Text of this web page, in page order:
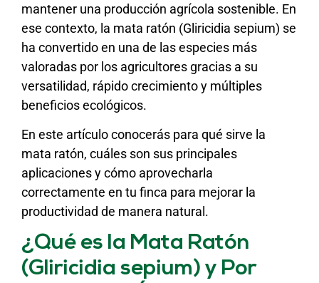
mantener una producción agrícola sostenible. En
ese contexto, la mata ratón (Gliricidia sepium) se
ha convertido en una de las especies más
valoradas por los agricultores gracias a su
versatilidad, rápido crecimiento y múltiples
beneficios ecológicos.
En este artículo conocerás para qué sirve la
mata ratón, cuáles son sus principales
aplicaciones y cómo aprovecharla
correctamente en tu finca para mejorar la
productividad de manera natural.
¿Qué es la Mata Ratón
(Gliricidia sepium) y Por